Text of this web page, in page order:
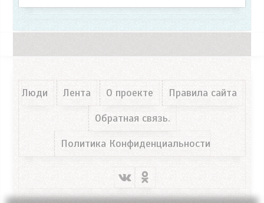
Люди Лента О проекте
Правила сайта
Обратная связь.
Политика Конфиденциальности